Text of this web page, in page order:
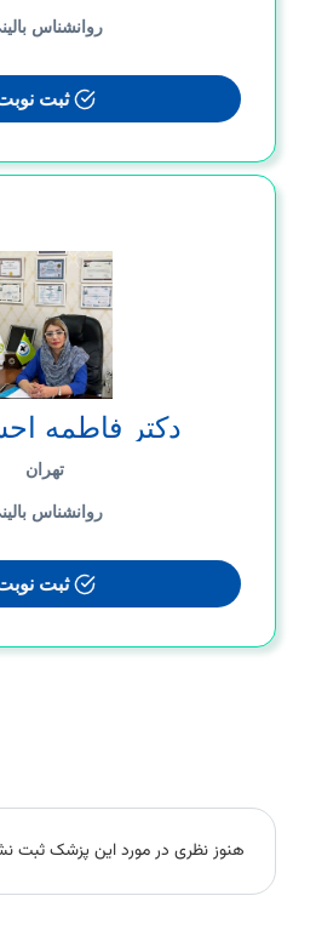
روانشناس
ثبت
دکتر فاطمه
تهران
روانشناس
ثبت
هنوز نظری در مورد این پزشک ثبت